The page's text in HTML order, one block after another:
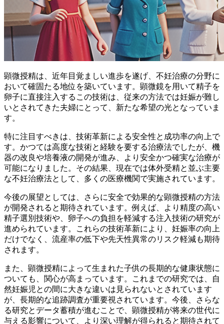
顕微授精は、近年目覚ましい進歩を遂げ、不妊治療の分野に
おいて確固たる地位を築いています。顕微鏡を用いて精子を
卵子に直接注入するこの技術は、従来の方法では妊娠が難し
いとされてきた夫婦にとって、新たな希望の光となっていま
す。
特に注目すべきは、技術革新による安全性と成功率の向上で
す。かつては高度な技術と経験を要する治療法でしたが、機
器の改良や培養液の開発が進み、より安全かつ確実な治療が
可能になりました。 その結果、現在では体外受精と並ぶ主要
な不妊治療法として、多くの医療機関で実施されています。
今後の展望としては、さらに安全で効果的な顕微授精の方法
が開発されると期待されています。例えば、より精度の高い
精子選別技術や、卵子への負担を軽減する注入技術の研究が
進められています。これらの技術革新により、妊娠率の向上
だけでなく、流産率の低下や先天性異常のリスク軽減も期待
されます。
また、顕微授精によって生まれた子供の長期的な健康状態に
ついても、関心が高まっています。これまでの研究では、自
然妊娠児との間に大きな違いは見られないとされています
が、長期的な追跡調査が重要視されています。今後、さらな
る研究とデータ蓄積が進むことで、顕微授精が将来の世代に
与える影響について、より深い理解が得られると期待されて